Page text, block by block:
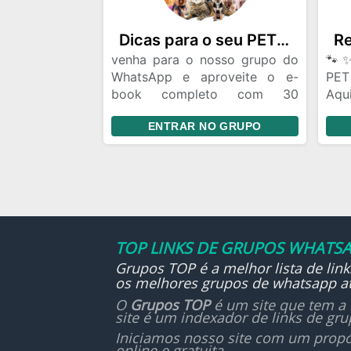
-
💕“
Dicas para o seu PET!!!🐶
venha para o nosso grupo do
WhatsApp e aproveite o e-
book completo com 30
ENTRAR NO GRUPO
TOP LINKS DE GRUPOS
Grupos TOP é a melhor lista de
os melhores grupos de whatsapp
O Grupos TOPé um site que tem a
site é um indexador de links de
Iniciamos nosso site com um